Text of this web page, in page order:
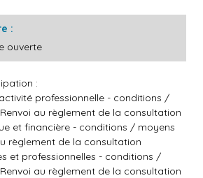
:
ouverte
:
professionnelle - conditions /
au règlement de la consultation
et financière - conditions / moyens
règlement de la consultation
et professionnelles - conditions /
au règlement de la consultation